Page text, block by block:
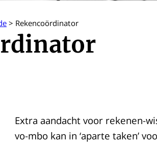
> Rekencoördinator
Extra aandacht voor rekenen-
vo-mbo kan in ‘aparte taken’